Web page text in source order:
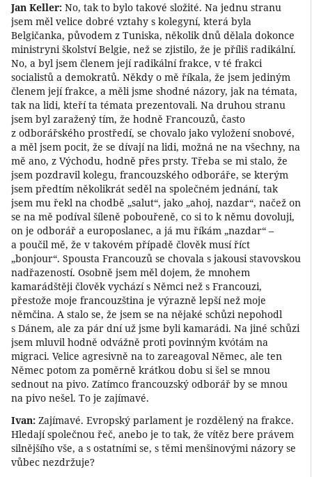
Jan Keller: No, tak to bylo takové složité. Na jednu stranu
jsem měl velice dobré vztahy s kolegyní, která byla
Belgičanka, původem z Tuniska, několik dnů dělala dokonce
ministryni školství Belgie, než se zjistilo, že je příliš radikální.
No, a byl jsem členem její radikální frakce, v té frakci
socialistů a demokratů. Někdy o mě říkala, že jsem jediným
členem její frakce, a měli jsme shodné názory, jak na témata,
tak na lidi, kteří ta témata prezentovali. Na druhou stranu
jsem byl zaražený tím, že hodně Francouzů, často
z odborářského prostředí, se chovalo jako vyložení snobové,
a měl jsem pocit, že se dívají na lidi, možná ne na všechny, na
mě ano, z Východu, hodně přes prsty. Třeba se mi stalo, že
jsem pozdravil kolegu, francouzského odboráře, se kterým
jsem předtím několikrát seděl na společném jednání, tak
jsem mu řekl na chodbě „salut“, jako „ahoj, nazdar“, načež on
se na mě podíval šíleně pobouřeně, co si to k němu dovoluji,
on je odborář a europoslanec, a já mu říkám „nazdar“ –
a poučil mě, že v takovém případě člověk musí říct
„bonjour“. Spousta Francouzů se chovala s jakousi stavovskou
nadřazeností. Osobně jsem měl dojem, že mnohem
kamarádštěji člověk vychází s Němci než s Francouzi,
přestože moje francouzština je výrazně lepší než moje
němčina. A stalo se, že jsem se na nějaké schůzi nepohodl
s Dánem, ale za pár dní už jsme byli kamarádi. Na jiné schůzi
jsem mluvil hodně odvážně proti povinným kvótám na
migraci. Velice agresivně na to zareagoval Němec, ale ten
Němec potom za poměrně krátkou dobu si šel se mnou
sednout na pivo. Zatímco francouzský odborář by se mnou
na pivo nešel. To je zajímavé.
Ivan: Zajímavé. Evropský parlament je rozdělený na frakce.
Hledají společnou řeč, anebo je to tak, že vítěz bere právem
silnějšího vše, a s ostatními se, s těmi menšinovými názory se
vůbec nezdržuje?